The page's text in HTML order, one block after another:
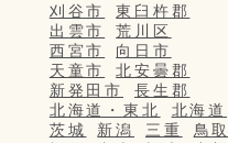
刈谷市
東臼杵郡
出雲市
荒川区
西宮市
向日市
天童市
北安曇郡
新発田市
長生郡
北海道・東北
北海道
茨城
新潟 三重
鳥取